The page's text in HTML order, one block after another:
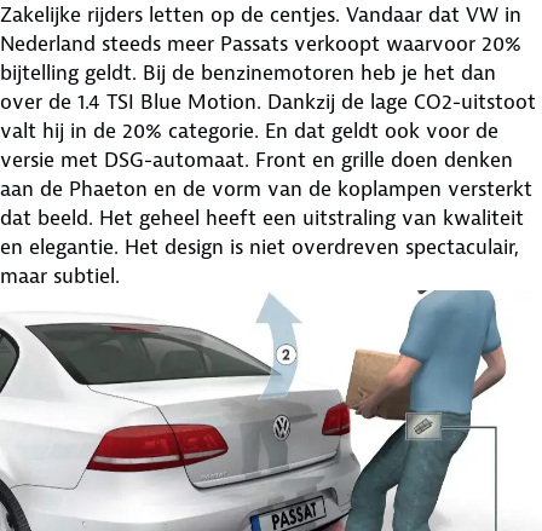
Zakelijke rijders letten op de centjes. Vandaar dat VW in
Nederland steeds meer Passats verkoopt waarvoor 20%
bijtelling geldt. Bij de benzinemotoren heb je het dan
over de 1.4 TSI Blue Motion. Dankzij de lage CO2-uitstoot
valt hij in de 20% categorie. En dat geldt ook voor de
versie met DSG-automaat. Front en grille doen denken
aan de Phaeton en de vorm van de koplampen versterkt
dat beeld. Het geheel heeft een uitstraling van kwaliteit
en elegantie. Het design is niet overdreven spectaculair,
maar subtiel.